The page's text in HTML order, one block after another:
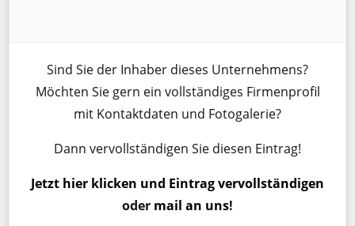
Sind Sie der Inhaber dieses Unternehmens?
Möchten Sie gern ein vollständiges Firmenprofil
mit Kontaktdaten und Fotogalerie?
Dann vervollständigen Sie diesen Eintrag!
Jetzt hier klicken und Eintrag vervollständigen
oder mail an uns!